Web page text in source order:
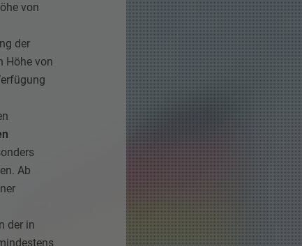
von
der
Höhe von
Ab
der in